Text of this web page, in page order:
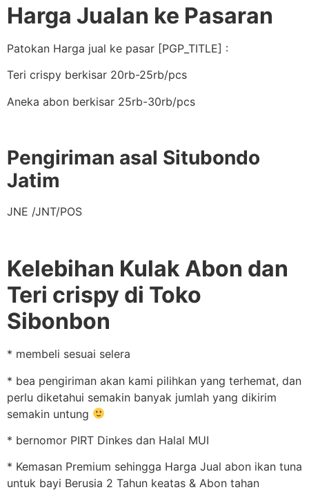
Harga Jualan ke Pasaran
Patokan Harga jual ke pasar [PGP_TITLE] :
Teri crispy berkisar 20rb-25rb/pcs
Aneka abon berkisar 25rb-30rb/pcs
Pengiriman asal Situbondo
Jatim
JNE /JNT/POS
Kelebihan Kulak Abon dan
Teri crispy di Toko
Sibonbon
* membeli sesuai selera
* bea pengiriman akan kami pilihkan yang terhemat, dan
perlu diketahui semakin banyak jumlah yang dikirim
semakin untung
* bernomor PIRT Dinkes dan Halal MUI
* Kemasan Premium sehingga Harga Jual abon ikan tuna
untuk bayi Berusia 2 Tahun keatas & Abon tahan